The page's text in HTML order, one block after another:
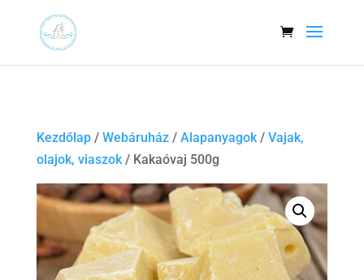
Kezdőlap/ Webáruház/ Alapanyagok/ Vajak,
olajok, viaszok/ Kakaóvaj 500g